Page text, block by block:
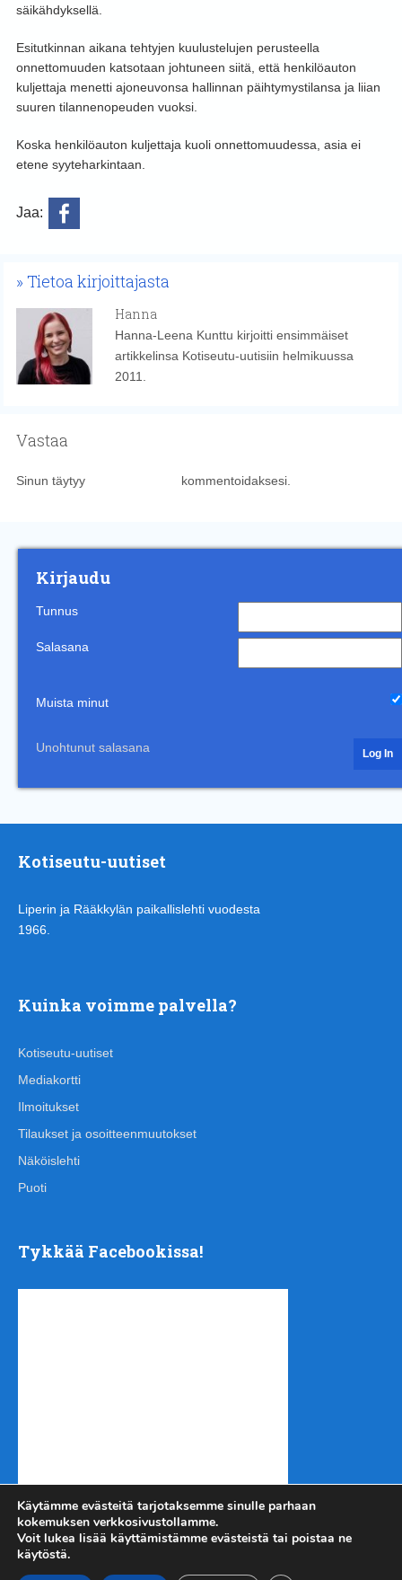
säikähdyksellä.
Esitutkinnan aikana tehtyjen kuulustelujen perusteella
onnettomuuden katsotaan johtuneen siitä, että henkilöauton
kuljettaja menetti ajoneuvonsa hallinnan päihtymystilansa ja liian
suuren tilannenopeuden vuoksi.
Koska henkilöauton kuljettaja kuoli onnettomuudessa, asia ei
etene syyteharkintaan.
Jaa:
Tietoa kirjoittajasta
Hanna
Hanna-Leena Kunttu kirjoitti ensimmäiset
artikkelinsa Kotiseutu-uutisiin helmikuussa
2011.
Vastaa
Sinun täytyy kommentoidaksesi.
Kirjaudu
Tunnus
Salasana
Muista minut
Unohtunut salasana
Kotiseutu-uutiset
Liperin ja Rääkkylän paikallislehti vuodesta
1966.
Kuinka voimme palvella?
Kotiseutu-uutiset
Mediakortti
Ilmoitukset
Tilaukset ja osoitteenmuutokset
Näköislehti
Puoti
Tykkää Facebookissa!
Käytämme evästeitä tarjotaksemme sinulle parhaan
kokemuksen verkkosivustollamme.
Voit lukea lisää käyttämistämme evästeistä tai poistaa ne
käytöstä.